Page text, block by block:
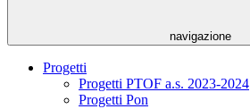
navigazione
Progetti
Progetti PTOF a.s. 2023-2024
Progetti Pon